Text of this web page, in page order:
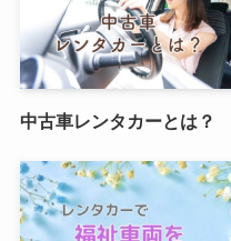
中古車レンタカーとは？